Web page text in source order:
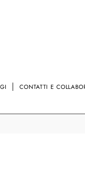
CONTATTI E